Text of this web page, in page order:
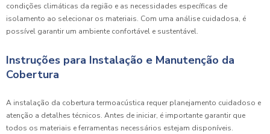
condições climáticas da região e as necessidades específicas de
isolamento ao selecionar os materiais. Com uma análise cuidadosa, é
possível garantir um ambiente confortável e sustentável.
Instruções para Instalação e Manutenção da
Cobertura
A instalação da cobertura termoacústica requer planejamento cuidadoso e
atenção a detalhes técnicos. Antes de iniciar, é importante garantir que
todos os materiais e ferramentas necessários estejam disponíveis.